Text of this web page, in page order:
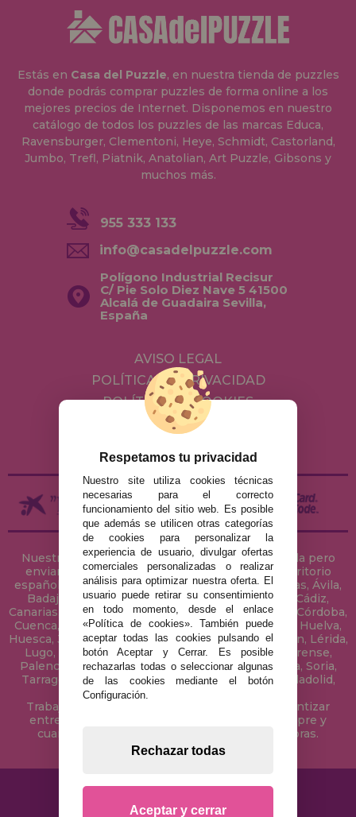
Estás en Casa del Puzzle, en nuestra tienda de puzzles
donde podrás comprar puzzles de forma online a los
mejores precios de Internet. Disponemos en nuestro
catálogo de todos los puzzles de las marcas Educa,
Ravensburger, Clementoni, Heye, Schmidt, Castorland,
Jumbo, Trefl, Piatnik, Anatolian, Art Puzzle, Gibsons y
muchos más.
955 333 133
info@casadelpuzzle.com
Polígono Industrial Recisur
C/ Pie Solo Diez Nave 5 41500
Alcalá de Guadaira Sevilla,
España
AVISO LEGAL
POLÍTICA DE PRIVACIDAD
POLÍTICA DE COOKIES
ENVÍOS Y DEVOLUCIONES
Nuestra tienda de puzzles está ubicada en Sevilla pero
enviamos tus puzzles a cualquier ciudad del territorio
español: Álava, Albacete, Alicante, Almería, Asturias, Ávila,
Badajoz, Baleares, Barcelona, Burgos, Cáceres, Cádiz,
Canarias, Cantabria, Castellón, Ceuta, Ciudad Real, Córdoba,
Cuenca, Gerona, Granada, Guadalajara, Guipúzcoa, Huelva,
Huesca, Jaén, La Coruña, La Rioja, Las Palmas, Leon, Lérida,
Lugo, Madrid, Málaga, Melilla, Murcia, Navarra, Orense,
Palencia, Pontevedra, Salamanca, Segovia, Sevilla, Soria,
Tarragona, Tenerife, Teruel, Toledo, Valencia, Valladolid,
Vizcaya, Zamora y Zaragoza.
Trabajamos con Stocks permanentes para garantizar
entregas rápidas en territorio peninsular, siempre y
cuando el pedido se realice antes de las 18 horas.
Respetamos tu privacidad
Nuestro site utiliza cookies técnicas
necesarias para el correcto
funcionamiento del sitio web. Es posible
que además se utilicen otras categorías
de cookies para personalizar la
experiencia de usuario, divulgar ofertas
comerciales personalizadas o realizar
análisis para optimizar nuestra oferta. El
usuario puede retirar su consentimiento
en todo momento, desde el enlace
«Política de cookies». También puede
aceptar todas las cookies pulsando el
botón Aceptar y Cerrar. Es posible
rechazarlas todas o seleccionar algunas
de las cookies mediante el botón
Configuración.
Rechazar todas
Aceptar y cerrar